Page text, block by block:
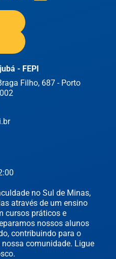
no Sul de Minas,
através de um ensino
cursos práticos e
nossos alunos
contribuindo para o
comunidade. Ligue
- FEPI
Filho, 687 - Porto